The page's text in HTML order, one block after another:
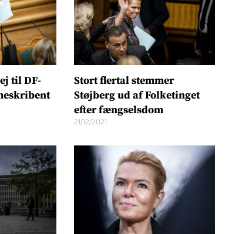
til DF-
Stort flertal stemmer
Støjberg ud af Folketinget
efter fængselsdom
21/12/2021